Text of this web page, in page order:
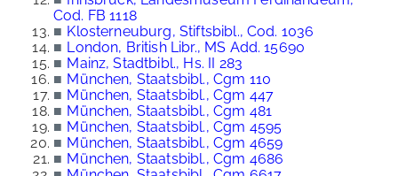
Cod. FB 1118
■ Klosterneuburg, Stiftsbibl., Cod. 1036
■ London, British Libr., MS Add. 15690
■ Mainz, Stadtbibl., Hs. II 283
■ München, Staatsbibl., Cgm 110
■ München, Staatsbibl., Cgm 447
■ München, Staatsbibl., Cgm 481
■ München, Staatsbibl., Cgm 4595
■ München, Staatsbibl., Cgm 4659
■ München, Staatsbibl., Cgm 4686